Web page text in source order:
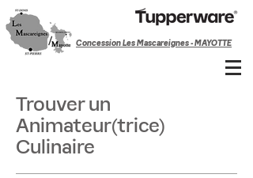
Concession Les Mascareignes - MAYOTTE
Trouver un
Animateur(trice)
Culinaire